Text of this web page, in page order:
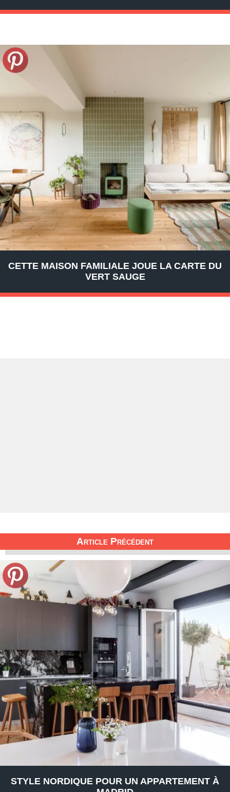
CETTE MAISON FAMILIALE JOUE LA CARTE DU
VERT SAUGE
Article Précédent
STYLE NORDIQUE POUR UN APPARTEMENT À